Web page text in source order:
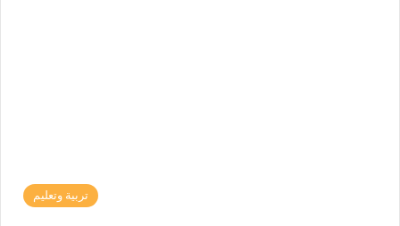
تربية وتعليم